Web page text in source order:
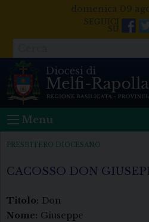
domenica 09
Menu
PRESBITERO DIOCESANO
CACOSSO DON
Titolo: Don
Nome: Giuseppe